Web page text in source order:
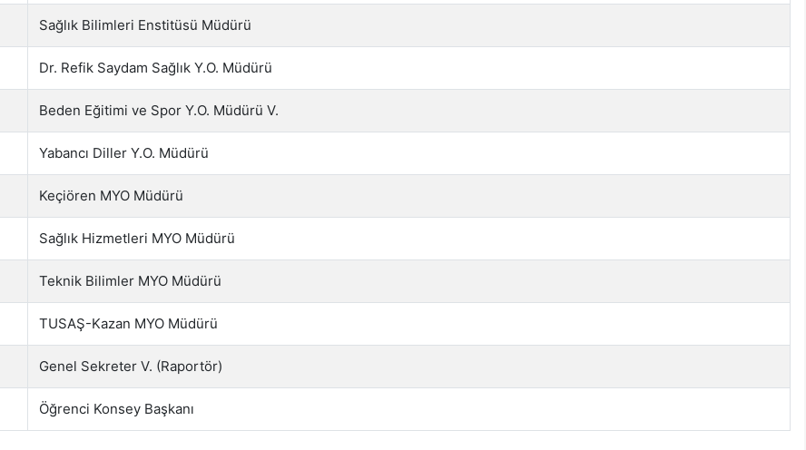
Sağlık Bilimleri Enstitüsü Müdürü
Dr. Refik Saydam Sağlık Y.O. Müdürü
Beden Eğitimi ve Spor Y.O. Müdürü V.
Yabancı Diller Y.O. Müdürü
Keçiören MYO Müdürü
Sağlık Hizmetleri MYO Müdürü
Teknik Bilimler MYO Müdürü
TUSAŞ-Kazan MYO Müdürü
Genel Sekreter V. (Raportör)
Öğrenci Konsey Başkanı